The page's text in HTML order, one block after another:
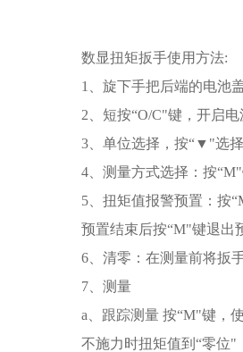
数显扭矩扳手使用方法:
1、旋下手把后端的电池
2、短按“O/C"键，开启
3、单位选择，按“▼"选
4、测量方式选择：按
5、扭矩值报警预置：按
预置结束后按“M"键退出
6、清零：在测量前将扳
7、测量
a、跟踪测量 按“M"键，
不施力时扭矩值到“零位"